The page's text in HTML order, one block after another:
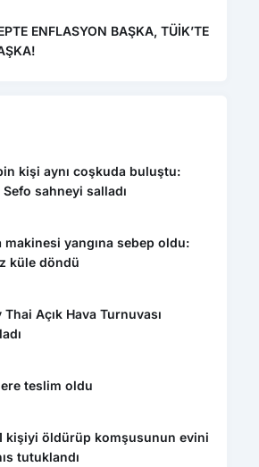
ENFLASYON BAŞKA, TÜİK’TE
kişi aynı coşkuda buluştu:
sahneyi salladı
makinesi yangına sebep oldu:
küle döndü
Açık Hava Turnuvası
teslim oldu
kişiyi öldürüp komşusunun evini
tutuklandı